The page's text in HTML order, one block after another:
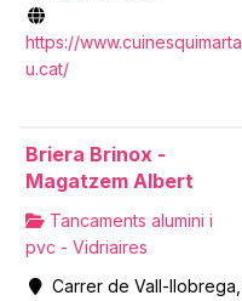
https://www.cuinesquimarta
u.cat/
Briera Brinox -
Magatzem Albert
Tancaments alumini i
pvc - Vidriaires
Carrer de Vall-llobrega,